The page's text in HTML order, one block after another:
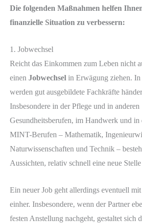
Die folgenden Maßnahmen helfen
finanzielle Situation zu verbessern:
1. Jobwechsel
Reicht das Einkommen zum Leben nicht
einen Jobwechsel in Erwägung ziehen.
werden gut ausgebildete Fachkräfte
Insbesondere in der Pflege und in anderen
Gesundheitsberufen, im Handwerk und in
MINT-Berufen – Mathematik,
Naturwissenschaften und Technik –
Aussichten, relativ schnell eine neue
Ein neuer Job geht allerdings eventuell
einher. Insbesondere, wenn der Partner
festen Anstellung nachgeht, gestaltet sich